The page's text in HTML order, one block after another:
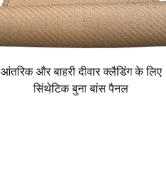
आंतरिक और बाहरी दीवार क्लैडिंग के लिए
सिंथेटिक बुना बांस पैनल